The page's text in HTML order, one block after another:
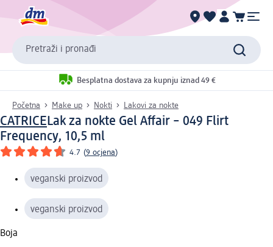
Pretraži i pronađi
Besplatna dostava za kupnju iznad 49 €
Početna Make up Nokti Lakovi za nokte
CATRICELak za nokte Gel Affair – 049 Flirt
Frequency, 10,5 ml
4.7 (9 ocjena)
veganski proizvod
veganski proizvod
Boja